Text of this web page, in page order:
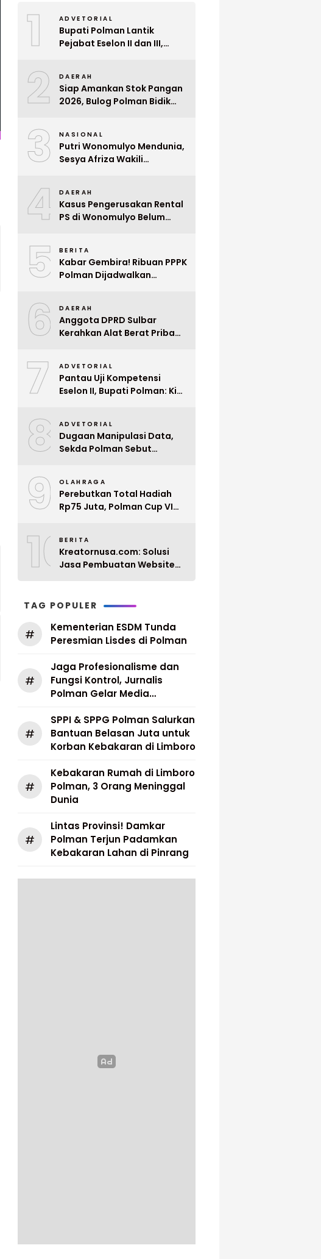
1 ADVETORIAL
Bupati Polman Lantik
Pejabat Eselon II dan III,
2 DAERAH
Siap Amankan Stok Pangan
2026, Bulog Polman Bidik
3 NASIONAL
Putri Wonomulyo Mendunia,
Sesya Afriza Wakili
4 DAERAH
Kasus Pengerusakan Rental
PS di Wonomulyo Belum
Pelaku
5 BERITA
Kabar Gembira! Ribuan PPPK
Polman Dijadwalkan
6 DAERAH
Anggota DPRD Sulbar
Kerahkan Alat Berat Pribadi
7 ADVETORIAL
Pantau Uji Kompetensi
Eselon II, Bupati Polman: Kita
8 ADVETORIAL
Dugaan Manipulasi Data,
Sekda Polman Sebut
Ditunda
9 OLAHRAGA
Perebutkan Total Hadiah
Rp75 Juta, Polman Cup VI
10BERITA
Kreatornusa.com: Solusi
Jasa Pembuatan Website
TAG POPULER
#
Kementerian ESDM Tunda
Peresmian Lisdes di Polman
#
Jaga Profesionalisme dan
Fungsi Kontrol, Jurnalis
Polman Gelar Media
#
SPPI & SPPG Polman Salurkan
Bantuan Belasan Juta untuk
Korban Kebakaran di Limboro
#
Kebakaran Rumah di Limboro
Polman, 3 Orang Meninggal
Dunia
#
Lintas Provinsi! Damkar
Polman Terjun Padamkan
Kebakaran Lahan di Pinrang